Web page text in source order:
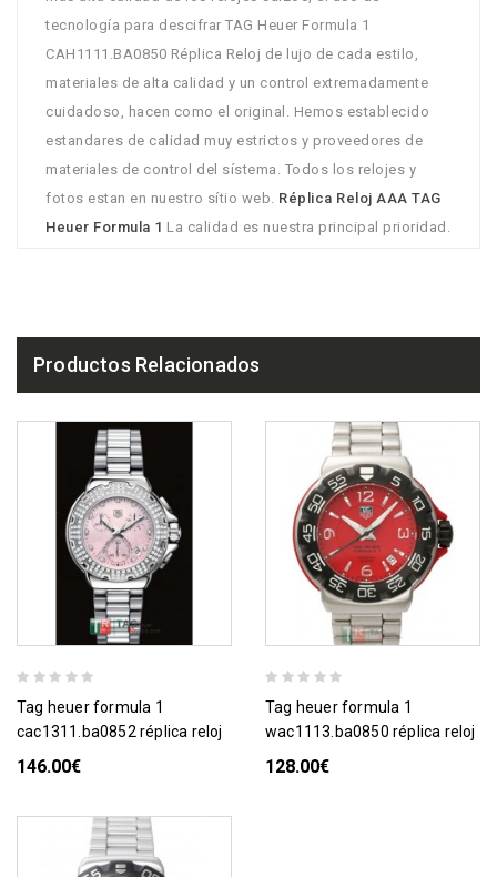
tecnología para descifrar TAG Heuer Formula 1
CAH1111.BA0850 Réplica Reloj de lujo de cada estilo,
materiales de alta calidad y un control extremadamente
cuidadoso, hacen como el original. Hemos establecido
estandares de calidad muy estrictos y proveedores de
materiales de control del sístema. Todos los relojes y
fotos estan en nuestro sítio web. Réplica Reloj AAA TAG
Heuer Formula 1 La calidad es nuestra principal prioridad.
Productos Relacionados
tag heuer formula 1
cac1311.ba0852 réplica reloj
146.00€
tag heuer formula 1
wac1113.ba0850 réplica reloj
128.00€